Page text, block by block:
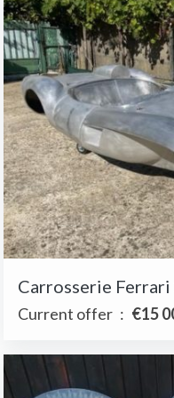
Carrosserie Ferrari
Current offer : €15